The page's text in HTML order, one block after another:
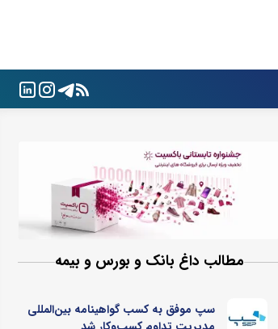
مطالب داغ بانک و بورس و بیمه
سپ موفق به کسب گواهینامه بین‌المللی